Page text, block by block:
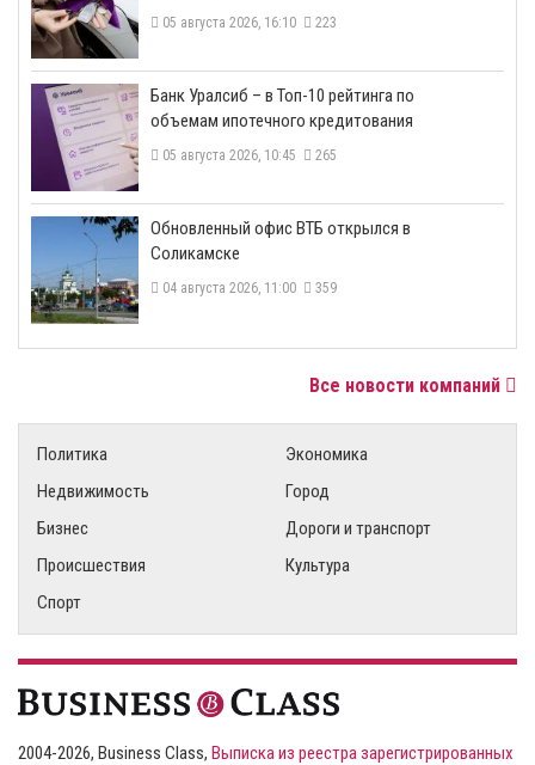
05 августа 2026, 16:10 223
​Банк Уралсиб – в Топ-10 рейтинга по
объемам ипотечного кредитования
05 августа 2026, 10:45 265
​Обновленный офис ВТБ открылся в
Соликамске
04 августа 2026, 11:00 359
Все новости компаний
Политика
Экономика
Недвижимость
Город
Бизнес
Дороги и транспорт
Происшествия
Культура
Спорт
2004-2026, Business Class, Выписка из реестра зарегистрированных